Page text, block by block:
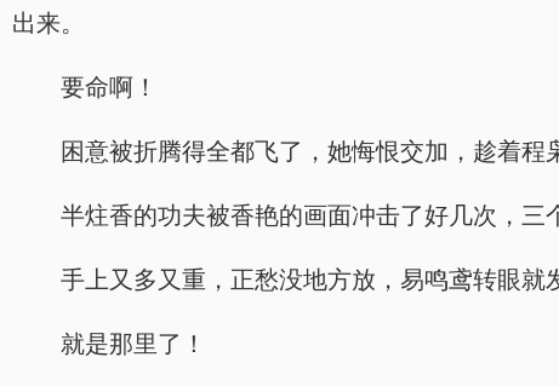
出来。
要命啊！
困意被折腾得全都飞了，她悔恨交加，趁着
半炷香的功夫被香艳的画面冲击了好几次，三
手上又多又重，正愁没地方放，易鸣鸢转眼就
就是那里了！